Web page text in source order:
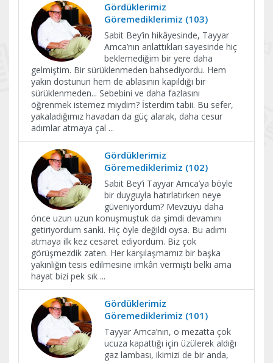
Gördüklerimiz
Göremediklerimiz (103)
Sabit Bey’in hikâyesinde, Tayyar
Amca’nın anlattıkları sayesinde hiç
beklemediğim bir yere daha
gelmiştim. Bir sürüklenmeden bahsediyordu. Hem
yakın dostunun hem de ablasının kapıldığı bir
sürüklenmeden... Sebebini ve daha fazlasını
öğrenmek istemez miydim? İsterdim tabii. Bu sefer,
yakaladığımız havadan da güç alarak, daha cesur
adımlar atmaya çal ...
Gördüklerimiz
Göremediklerimiz (102)
Sabit Bey’i Tayyar Amca’ya böyle
bir duyguyla hatırlatırken neye
güveniyordum? Mevzuyu daha
önce uzun uzun konuşmuştuk da şimdi devamını
getiriyordum sanki. Hiç öyle değildi oysa. Bu adımı
atmaya ilk kez cesaret ediyordum. Biz çok
görüşmezdik zaten. Her karşılaşmamız bir başka
yakınlığın tesis edilmesine imkân vermişti belki ama
hayat bizi pek sık ...
Gördüklerimiz
Göremediklerimiz (101)
Tayyar Amca’nın, o mezatta çok
ucuza kapattığı için üzülerek aldığı
gaz lambası, ikimizi de bir anda,